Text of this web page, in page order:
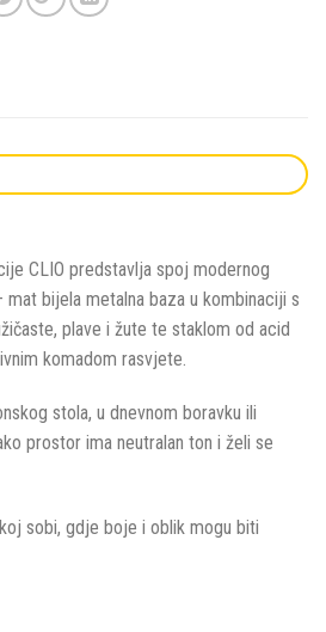
CLIO predstavlja spoj modernog
bijela metalna baza u kombinaciji s
plave i žute te staklom od acid
komadom rasvjete.
stola, u dnevnom boravku ili
prostor ima neutralan ton i želi se
sobi, gdje boje i oblik mogu biti